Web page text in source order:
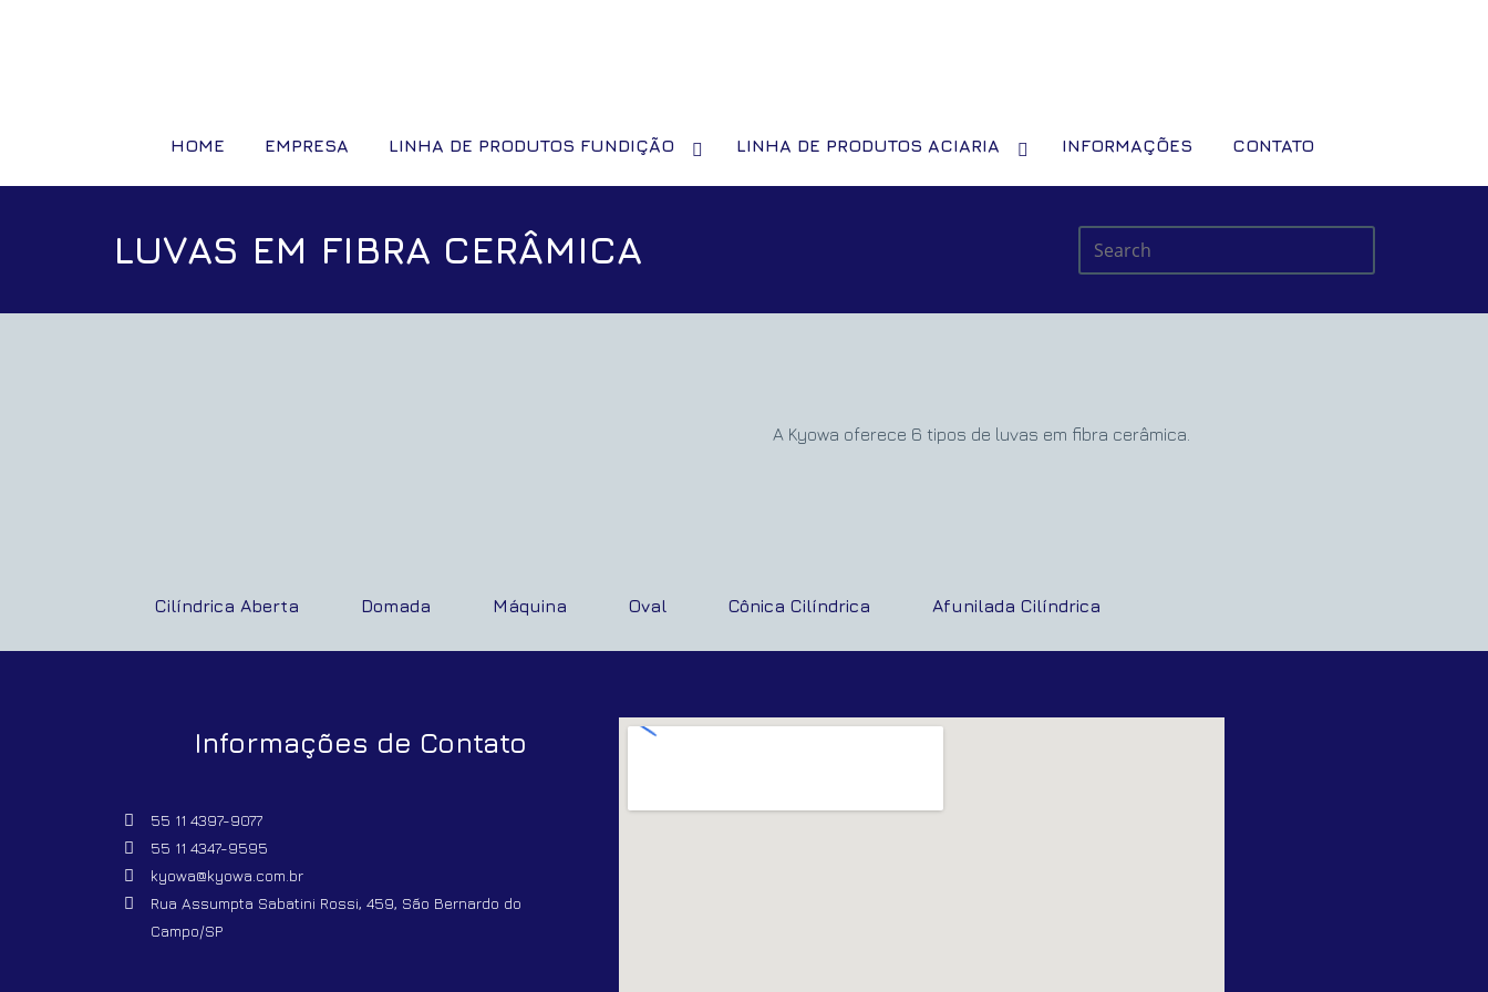
HOME EMPRESA LINHA DE PRODUTOS FUNDIÇÃO LINHA DE PRODUTOS ACIARIA INFORMAÇÕES CONTATO
LUVAS EM FIBRA CERÂMICA
A Kyowa oferece 6 tipos de luvas em fibra cerâmica.
Cilíndrica Aberta Domada Máquina Oval Cônica Cilíndrica Afunilada Cilíndrica
Informações de Contato
55 11 4397-9077
55 11 4347-9595
kyowa@kyowa.com.br
Rua Assumpta Sabatini Rossi, 459, São Bernardo do
Campo/SP